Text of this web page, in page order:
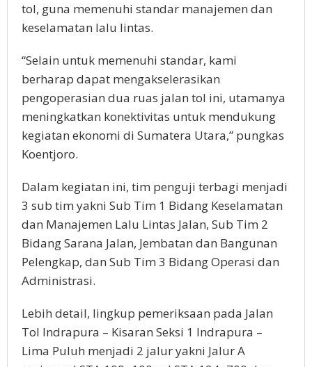
tol, guna memenuhi standar manajemen dan
keselamatan lalu lintas.
“Selain untuk memenuhi standar, kami
berharap dapat mengakselerasikan
pengoperasian dua ruas jalan tol ini, utamanya
meningkatkan konektivitas untuk mendukung
kegiatan ekonomi di Sumatera Utara,” pungkas
Koentjoro.
Dalam kegiatan ini, tim penguji terbagi menjadi
3 sub tim yakni Sub Tim 1 Bidang Keselamatan
dan Manajemen Lalu Lintas Jalan, Sub Tim 2
Bidang Sarana Jalan, Jembatan dan Bangunan
Pelengkap, dan Sub Tim 3 Bidang Operasi dan
Administrasi.
Lebih detail, lingkup pemeriksaan pada Jalan
Tol Indrapura – Kisaran Seksi 1 Indrapura –
Lima Puluh menjadi 2 jalur yakni Jalur A